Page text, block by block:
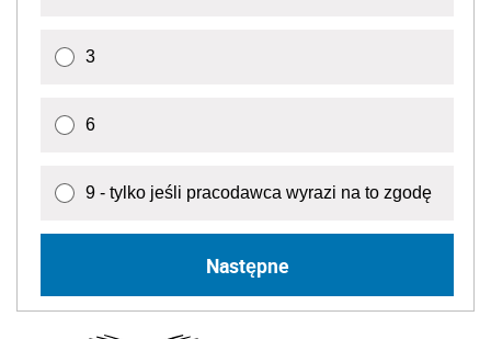
3
6
9 - tylko jeśli pracodawca wyrazi na to zgodę
Następne